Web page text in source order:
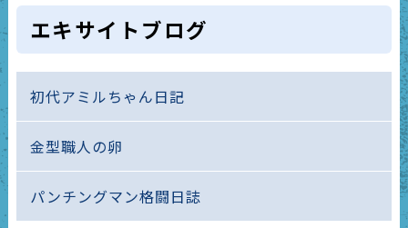
エキサイトブログ
初代アミルちゃん日記
金型職人の卵
パンチングマン格闘日誌